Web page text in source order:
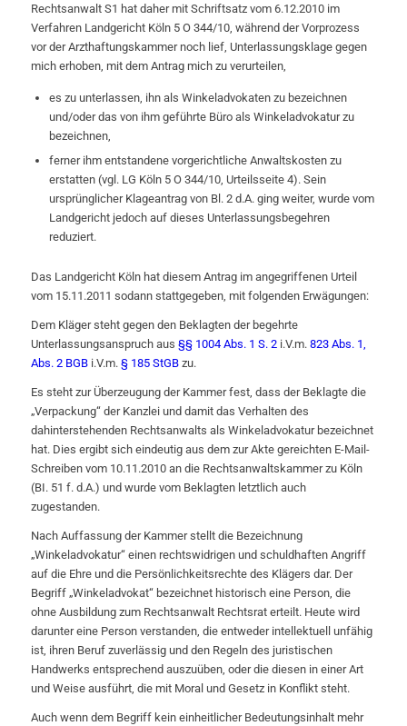
Rechtsanwalt S1 hat daher mit Schriftsatz vom 6.12.2010 im
Verfahren Landgericht Köln 5 O 344/10, während der Vorprozess
vor der Arzthaftungskammer noch lief, Unterlassungsklage gegen
mich erhoben, mit dem Antrag mich zu verurteilen,
es zu unterlassen, ihn als Winkeladvokaten zu bezeichnen
und/oder das von ihm geführte Büro als Winkeladvokatur zu
bezeichnen,
ferner ihm entstandene vorgerichtliche Anwaltskosten zu
erstatten (vgl. LG Köln 5 O 344/10, Urteilsseite 4). Sein
ursprünglicher Klageantrag von Bl. 2 d.A. ging weiter, wurde vom
Landgericht jedoch auf dieses Unterlassungsbegehren
reduziert.
Das Landgericht Köln hat diesem Antrag im angegriffenen Urteil
vom 15.11.2011 sodann stattgegeben, mit folgenden Erwägungen:
Dem Kläger steht gegen den Beklagten der begehrte
Unterlassungsanspruch aus §§ 1004 Abs. 1 S. 2i.V.m. 823 Abs. 1,
Abs. 2 BGBi.V.m. § 185 StGBzu.
Es steht zur Überzeugung der Kammer fest, dass der Beklagte die
„Verpackung“ der Kanzlei und damit das Verhalten des
dahinterstehenden Rechtsanwalts als Winkeladvokatur bezeichnet
hat. Dies ergibt sich eindeutig aus dem zur Akte gereichten E-Mail-
Schreiben vom 10.11.2010 an die Rechtsanwaltskammer zu Köln
(BI. 51 f. d.A.) und wurde vom Beklagten letztlich auch
zugestanden.
Nach Auffassung der Kammer stellt die Bezeichnung
„Winkeladvokatur“ einen rechtswidrigen und schuldhaften Angriff
auf die Ehre und die Persönlichkeitsrechte des Klägers dar. Der
Begriff „Winkeladvokat“ bezeichnet historisch eine Person, die
ohne Ausbildung zum Rechtsanwalt Rechtsrat erteilt. Heute wird
darunter eine Person verstanden, die entweder intellektuell unfähig
ist, ihren Beruf zuverlässig und den Regeln des juristischen
Handwerks entsprechend auszuüben, oder die diesen in einer Art
und Weise ausführt, die mit Moral und Gesetz in Konflikt steht.
Auch wenn dem Begriff kein einheitlicher Bedeutungsinhalt mehr